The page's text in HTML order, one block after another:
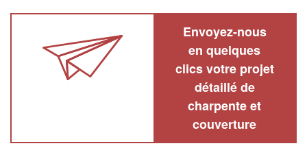
Envoyez-nous
en quelques
clics votre projet
détaillé de
charpente et
couverture